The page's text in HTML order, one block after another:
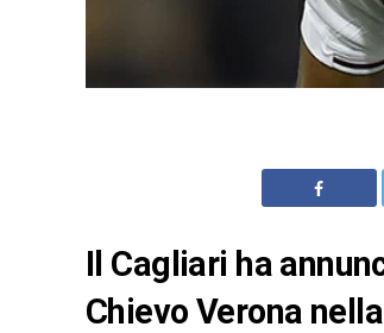
Il Cagliari ha
Chievo Verona